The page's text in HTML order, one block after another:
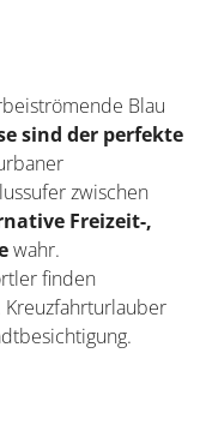
Blau
sind der perfekte
zwischen
Freizeit-,
wahr.
finden